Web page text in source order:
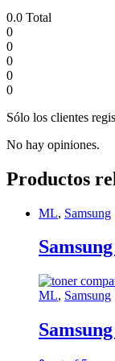
0.0 Total
0
0
0
0
0
Sólo los clientes
No hay opiniones.
Productos
ML, Samsung
ML, Samsung